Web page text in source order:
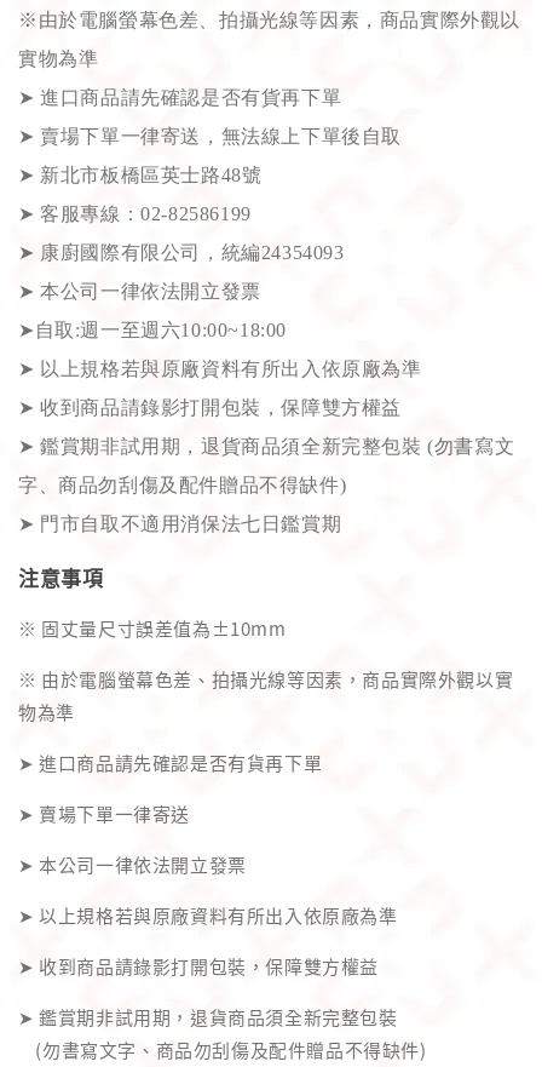
※由於電腦螢幕色差、拍攝光線等因素，商品實際外觀以
實物為準
➤ 進口商品請先確認是否有貨再下單
➤ 賣場下單一律寄送，無法線上下單後自取
➤ 新北市板橋區英士路48號
➤ 客服專線：02-82586199
➤ 康廚國際有限公司，統編24354093
➤ 本公司一律依法開立發票
➤ 自取:週一至週六10:00~18:00
➤ 以上規格若與原廠資料有所出入依原廠為準
➤ 收到商品請錄影打開包裝，保障雙方權益
➤ 鑑賞期非試用期，退貨商品須全新完整包裝 (勿書寫文
字、商品勿刮傷及配件贈品不得缺件)
➤ 門市自取不適用消保法七日鑑賞期
注意事項
※ 固丈量尺寸誤差值為±10mm
※ 由於電腦螢幕色差、拍攝光線等因素，商品實際外觀以實
物為準
➤ 進口商品請先確認是否有貨再下單
➤ 賣場下單一律寄送
➤ 本公司一律依法開立發票
➤ 以上規格若與原廠資料有所出入依原廠為準
➤ 收到商品請錄影打開包裝，保障雙方權益
➤ 鑑賞期非試用期，退貨商品須全新完整包裝
(勿書寫文字、商品勿刮傷及配件贈品不得缺件)